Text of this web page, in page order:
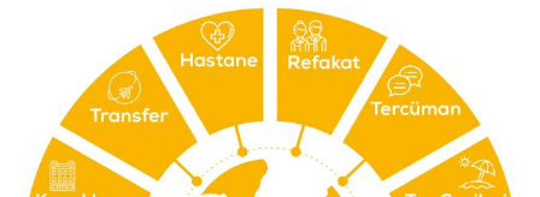
на лечение огромным количеством
памятников истории и культуры.